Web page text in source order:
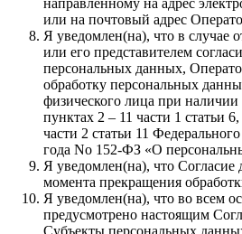
или на почтовый адрес
Я уведомлен(на), что в случае
или его представителем
персональных данных,
обработку персональных
физического лица при
пунктах 2 – 11 части 1 статьи
части 2 статьи 11
года No 152-ФЗ «О
Я уведомлен(на), что Согласие
момента прекращения
Я уведомлен(на), что во всем
предусмотрено настоящим
Субъекты персональных